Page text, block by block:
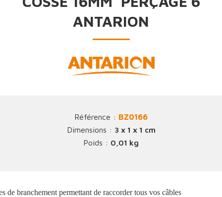
ANTARION
Référence : BZ0166
Dimensions : 3 x 1 x 1 cm
Poids : 0,01 kg
de branchement permettant de raccorder tous vos câbles